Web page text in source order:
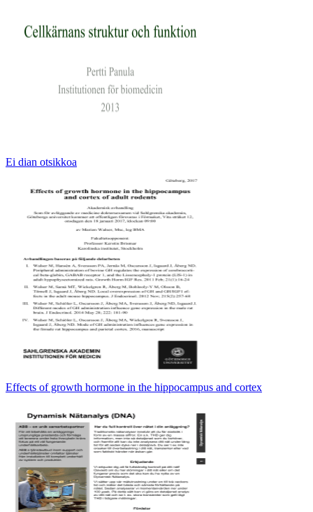
Ei dian otsikkoa
Effects of growth hormone in the hippocampus and cortex